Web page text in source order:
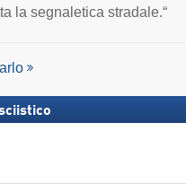
la segnaletica stradale.“